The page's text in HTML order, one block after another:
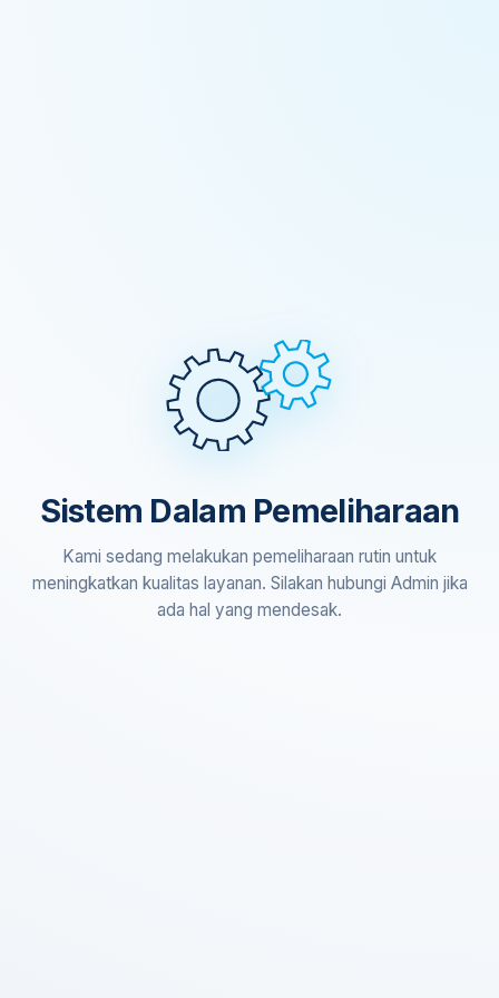
Sistem Dalam Pemeliharaan
Kami sedang melakukan pemeliharaan rutin untuk
meningkatkan kualitas layanan. Silakan hubungi Admin jika
ada hal yang mendesak.